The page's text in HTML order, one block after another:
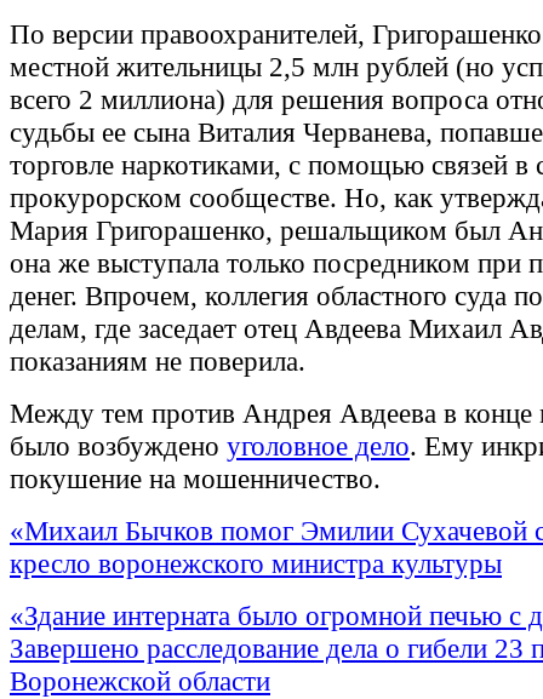
По версии правоохранителей,
местной жительницы 2,5 млн рублей (но
всего 2 миллиона) для решения вопроса
судьбы ее сына Виталия Черванева,
торговле наркотиками, с помощью связей в
прокурорском сообществе. Но, как
Мария Григорашенко, решальщиком был
она же выступала только посредником при
денег. Впрочем, коллегия областного суда
делам, где заседает отец Авдеева Михаил
показаниям не поверила.
Между тем против Андрея Авдеева в конце
было возбуждено уголовное дело. Ему
покушение на мошенничество.
«Михаил Бычков помог Эмилии Сухачевой
кресло воронежского министра культуры
«Здание интерната было огромной печью с
Завершено расследование дела о гибели 23
Воронежской области